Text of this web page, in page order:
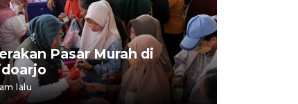
Pasar Murah di
lalu